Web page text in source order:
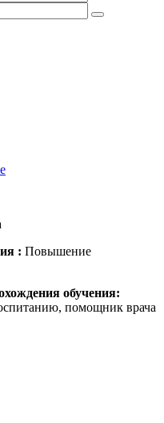
: Повышение
обучения:
помощник врача